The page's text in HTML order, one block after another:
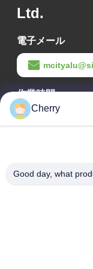
Ltd.
電子メール
作業時間
8:00-22:00
ヘグイ工業公園,リ
Cherry
Good day, what